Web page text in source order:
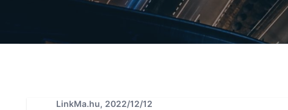
LinkMa.hu, 2022/12/12